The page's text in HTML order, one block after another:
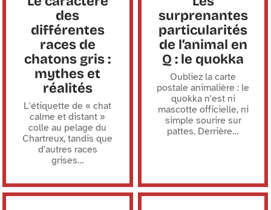
des
différentes
races de
chatons gris :
mythes et
réalités
L'étiquette de « chat
calme et distant »
colle au pelage du
Chartreux, tandis que
d'autres races
grises…
surprenantes
particularités
de l’animal en
Q : le quokka
Oubliez la carte
postale animalière : le
quokka n'est ni
mascotte officielle, ni
simple sourire sur
pattes. Derrière…